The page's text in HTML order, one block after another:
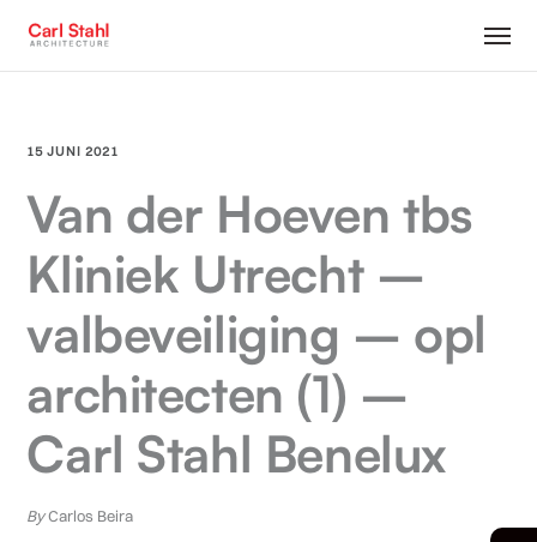
15 JUNI 2021
Van der Hoeven tbs
Kliniek Utrecht –
valbeveiliging – opl
architecten (1) –
Carl Stahl Benelux
ByCarlos Beira